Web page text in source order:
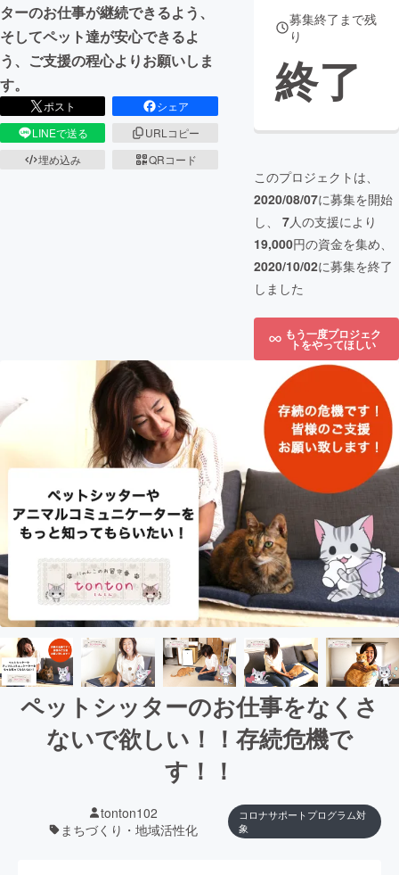
ターのお仕事が継続できるよう、
そしてペット達が安心できるよ
う、ご支援の程心よりお願いしま
す。
ポスト
シェア
LINEで送る
URLコピー
埋め込み
QRコード
募集終了まで残
り
終了
このプロジェクトは、
2020/08/07に募集を開始
し、 7人の支援により
19,000円の資金を集め、
2020/10/02に募集を終了
しました
もう一度プロジェク
トをやってほしい
ペットシッターのお仕事をなくさ
ないで欲しい！！存続危機で
す！！
tonton102
まちづくり・地域活性化
コロナサポートプログラム対
象